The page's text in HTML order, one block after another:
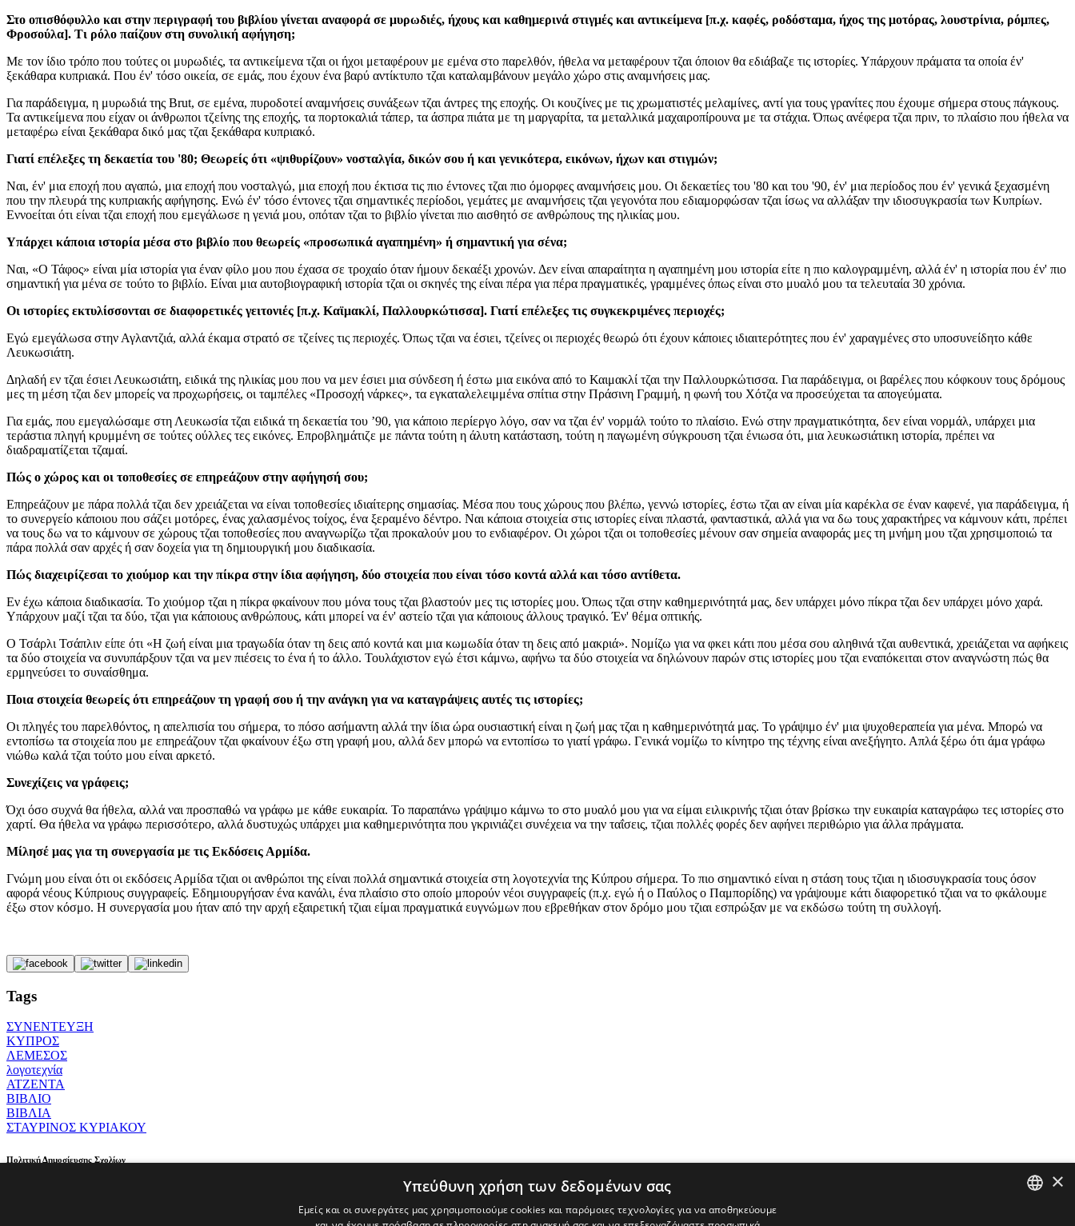
Στο οπισθόφυλλο και στην περιγραφή του βιβλίου γίνεται αναφορά σε μυρωδιές, ήχους και καθημερινά στιγμές και αντικείμενα [π.χ. καφές, ροδόσταμα, ήχος της μοτόρας, λουστρίνια, ρόμπες,
Φροσούλα]. Τι ρόλο παίζουν στη συνολική αφήγηση;
Με τον ίδιο τρόπο που τούτες οι μυρωδιές, τα αντικείμενα τζαι οι ήχοι μεταφέρουν με εμένα στο παρελθόν, ήθελα να μεταφέρουν τζαι όποιον θα εδιάβαζε τις ιστορίες. Υπάρχουν πράματα τα οποία έν'
ξεκάθαρα κυπριακά. Που έν' τόσο οικεία, σε εμάς, που έχουν ένα βαρύ αντίκτυπο τζαι καταλαμβάνουν μεγάλο χώρο στις αναμνήσεις μας.
Για παράδειγμα, η μυρωδιά της Brut, σε εμένα, πυροδοτεί αναμνήσεις συνάξεων τζαι άντρες της εποχής. Οι κουζίνες με τις χρωματιστές μελαμίνες, αντί για τους γρανίτες που έχουμε σήμερα στους πάγκους.
Τα αντικείμενα που είχαν οι άνθρωποι τζείνης της εποχής, τα πορτοκαλιά τάπερ, τα άσπρα πιάτα με τη μαργαρίτα, τα μεταλλικά μαχαιροπίρουνα με τα στάχια. Όπως ανέφερα τζαι πριν, το πλαίσιο που ήθελα να
μεταφέρω είναι ξεκάθαρα δικό μας τζαι ξεκάθαρα κυπριακό.
Γιατί επέλεξες τη δεκαετία του '80; Θεωρείς ότι «ψιθυρίζουν» νοσταλγία, δικών σου ή και γενικότερα, εικόνων, ήχων και στιγμών;
Ναι, έν' μια εποχή που αγαπώ, μια εποχή που νοσταλγώ, μια εποχή που έκτισα τις πιο έντονες τζαι πιο όμορφες αναμνήσεις μου. Οι δεκαετίες του '80 και του '90, έν' μια περίοδος που έν' γενικά ξεχασμένη
που την πλευρά της κυπριακής αφήγησης. Ενώ έν' τόσο έντονες τζαι σημαντικές περίοδοι, γεμάτες με αναμνήσεις τζαι γεγονότα που εδιαμορφώσαν τζαι ίσως να αλλάξαν την ιδιοσυγκρασία των Κυπρίων.
Εννοείται ότι είναι τζαι εποχή που εμεγάλωσε η γενιά μου, οπόταν τζαι το βιβλίο γίνεται πιο αισθητό σε ανθρώπους της ηλικίας μου.
Υπάρχει κάποια ιστορία μέσα στο βιβλίο που θεωρείς «προσωπικά αγαπημένη» ή σημαντική για σένα;
Ναι, «Ο Τάφος» είναι μία ιστορία για έναν φίλο μου που έχασα σε τροχαίο όταν ήμουν δεκαέξι χρονών. Δεν είναι απαραίτητα η αγαπημένη μου ιστορία είτε η πιο καλογραμμένη, αλλά έν' η ιστορία που έν' πιο
σημαντική για μένα σε τούτο το βιβλίο. Είναι μια αυτοβιογραφική ιστορία τζαι οι σκηνές της είναι πέρα για πέρα πραγματικές, γραμμένες όπως είναι στο μυαλό μου τα τελευταία 30 χρόνια.
Οι ιστορίες εκτυλίσσονται σε διαφορετικές γειτονιές [π.χ. Καϊμακλί, Παλλουρκώτισσα]. Γιατί επέλεξες τις συγκεκριμένες περιοχές;
Εγώ εμεγάλωσα στην Αγλαντζιά, αλλά έκαμα στρατό σε τζείνες τις περιοχές. Όπως τζαι να έσιει, τζείνες οι περιοχές θεωρώ ότι έχουν κάποιες ιδιαιτερότητες που έν' χαραγμένες στο υποσυνείδητο κάθε
Λευκωσιάτη.
Δηλαδή εν τζαι έσιει Λευκωσιάτη, ειδικά της ηλικίας μου που να μεν έσιει μια σύνδεση ή έστω μια εικόνα από το Καιμακλί τζαι την Παλλουρκώτισσα. Για παράδειγμα, οι βαρέλες που κόφκουν τους δρόμους
μες τη μέση τζαι δεν μπορείς να προχωρήσεις, οι ταμπέλες «Προσοχή νάρκες», τα εγκαταλελειμμένα σπίτια στην Πράσινη Γραμμή, η φωνή του Χότζα να προσεύχεται τα απογεύματα.
Για εμάς, που εμεγαλώσαμε στη Λευκωσία τζαι ειδικά τη δεκαετία του ’90, για κάποιο περίεργο λόγο, σαν να τζαι έν' νορμάλ τούτο το πλαίσιο. Ενώ στην πραγματικότητα, δεν είναι νορμάλ, υπάρχει μια
τεράστια πληγή κρυμμένη σε τούτες ούλλες τες εικόνες. Επροβλημάτιζε με πάντα τούτη η άλυτη κατάσταση, τούτη η παγωμένη σύγκρουση τζαι ένιωσα ότι, μια λευκωσιάτικη ιστορία, πρέπει να
διαδραματίζεται τζαμαί.
Πώς ο χώρος και οι τοποθεσίες σε επηρεάζουν στην αφήγησή σου;
Επηρεάζουν με πάρα πολλά τζαι δεν χρειάζεται να είναι τοποθεσίες ιδιαίτερης σημασίας. Μέσα που τους χώρους που βλέπω, γεννώ ιστορίες, έστω τζαι αν είναι μία καρέκλα σε έναν καφενέ, για παράδειγμα, ή
το συνεργείο κάποιου που σάζει μοτόρες, ένας χαλασμένος τοίχος, ένα ξεραμένο δέντρο. Ναι κάποια στοιχεία στις ιστορίες είναι πλαστά, φανταστικά, αλλά για να δω τους χαρακτήρες να κάμνουν κάτι, πρέπει
να τους δω να το κάμνουν σε χώρους τζαι τοποθεσίες που αναγνωρίζω τζαι προκαλούν μου το ενδιαφέρον. Οι χώροι τζαι οι τοποθεσίες μένουν σαν σημεία αναφοράς μες τη μνήμη μου τζαι χρησιμοποιώ τα
πάρα πολλά σαν αρχές ή σαν δοχεία για τη δημιουργική μου διαδικασία.
Πώς διαχειρίζεσαι το χιούμορ και την πίκρα στην ίδια αφήγηση, δύο στοιχεία που είναι τόσο κοντά αλλά και τόσο αντίθετα.
Εν έχω κάποια διαδικασία. Το χιούμορ τζαι η πίκρα φκαίνουν που μόνα τους τζαι βλαστούν μες τις ιστορίες μου. Όπως τζαι στην καθημερινότητά μας, δεν υπάρχει μόνο πίκρα τζαι δεν υπάρχει μόνο χαρά.
Υπάρχουν μαζί τζαι τα δύο, τζαι για κάποιους ανθρώπους, κάτι μπορεί να έν' αστείο τζαι για κάποιους άλλους τραγικό. Έν' θέμα οπτικής.
Ο Τσάρλι Τσάπλιν είπε ότι «Η ζωή είναι μια τραγωδία όταν τη δεις από κοντά και μια κωμωδία όταν τη δεις από μακριά». Νομίζω για να φκει κάτι που μέσα σου αληθινά τζαι αυθεντικά, χρειάζεται να αφήκεις
τα δύο στοιχεία να συνυπάρξουν τζαι να μεν πιέσεις το ένα ή το άλλο. Τουλάχιστον εγώ έτσι κάμνω, αφήνω τα δύο στοιχεία να δηλώνουν παρών στις ιστορίες μου τζαι εναπόκειται στον αναγνώστη πώς θα
ερμηνεύσει το συναίσθημα.
Ποια στοιχεία θεωρείς ότι επηρεάζουν τη γραφή σου ή την ανάγκη για να καταγράψεις αυτές τις ιστορίες;
Οι πληγές του παρελθόντος, η απελπισία του σήμερα, το πόσο ασήμαντη αλλά την ίδια ώρα ουσιαστική είναι η ζωή μας τζαι η καθημερινότητά μας. Το γράψιμο έν' μια ψυχοθεραπεία για μένα. Μπορώ να
εντοπίσω τα στοιχεία που με επηρεάζουν τζαι φκαίνουν έξω στη γραφή μου, αλλά δεν μπορώ να εντοπίσω το γιατί γράφω. Γενικά νομίζω το κίνητρο της τέχνης είναι ανεξήγητο. Απλά ξέρω ότι άμα γράφω
νιώθω καλά τζαι τούτο μου είναι αρκετό.
Συνεχίζεις να γράφεις;
Όχι όσο συχνά θα ήθελα, αλλά ναι προσπαθώ να γράφω με κάθε ευκαιρία. Το παραπάνω γράψιμο κάμνω το στο μυαλό μου για να είμαι ειλικρινής τζιαι όταν βρίσκω την ευκαιρία καταγράφω τες ιστορίες στο
χαρτί. Θα ήθελα να γράφω περισσότερο, αλλά δυστυχώς υπάρχει μια καθημερινότητα που γκρινιάζει συνέχεια να την ταΐσεις, τζιαι πολλές φορές δεν αφήνει περιθώριο για άλλα πράγματα.
Μίλησέ μας για τη συνεργασία με τις Εκδόσεις Αρμίδα.
Γνώμη μου είναι ότι οι εκδόσεις Αρμίδα τζιαι οι ανθρώποι της είναι πολλά σημαντικά στοιχεία στη λογοτεχνία της Κύπρου σήμερα. Το πιο σημαντικό είναι η στάση τους τζιαι η ιδιοσυγκρασία τους όσον
αφορά νέους Κύπριους συγγραφείς. Εδημιουργήσαν ένα κανάλι, ένα πλαίσιο στο οποίο μπορούν νέοι συγγραφείς (π.χ. εγώ ή ο Παύλος ο Παμπορίδης) να γράψουμε κάτι διαφορετικό τζιαι να το φκάλουμε
έξω στον κόσμο. Η συνεργασία μου ήταν από την αρχή εξαιρετική τζιαι είμαι πραγματικά ευγνώμων που εβρεθήκαν στον δρόμο μου τζιαι εσπρώξαν με να εκδώσω τούτη τη συλλογή.
Tags
ΣΥΝΕΝΤΕΥΞΗ
ΚΥΠΡΟΣ
ΛΕΜΕΣΟΣ
λογοτεχνία
ΑΤΖΕΝΤΑ
ΒΙΒΛΙΟ
ΒΙΒΛΙΑ
ΣΤΑΥΡΙΝΟΣ ΚΥΡΙΑΚΟΥ
Πολιτική Δημοσίευσης Σχολίων
Οι ιδιοκτήτες της ιστοσελίδας parathyro.politis.com.cy διατηρούν το δικαίωμα να αφαιρούν σχόλια αναγνωστών, δυσφημιστικού και/ή υβριστικού περιεχομένου, ή/και σχόλια που μπορούν να εκληφθούν ότι
υποκινούν το μίσος/τον ρατσισμό ή που παραβιάζουν οποιαδήποτε άλλη νομοθεσία. Οι συντάκτες των σχολίων αυτών ευθύνονται προσωπικά για την δημοσίευση τους. Αν κάποιος αναγνώστης/συντάκτης
σχολίου, το οποίο αφαιρείται, θεωρεί ότι έχει στοιχεία που αποδεικνύουν το αληθές του περιεχομένου του, μπορεί να τα αποστείλει στην διεύθυνση της ιστοσελίδας για να διερευνηθούν. Προτρέπουμε τους
×
Υπεύθυνη χρήση των δεδομένων σας
Εμείς και οι συνεργάτες μας χρησιμοποιούμε cookies και παρόμοιες τεχνολογίες για να αποθηκεύουμε